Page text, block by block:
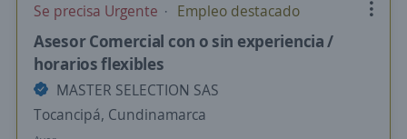
Se precisa Urgente Empleo destacado
Asesor Comercial con o sin experiencia /
horarios flexibles
MASTER SELECTION SAS
Tocancipá, Cundinamarca